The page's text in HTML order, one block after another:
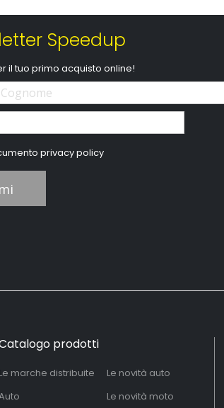
Speedup
il tuo primo acquisto online!
privacy policy
prodotti
Le marche distribuite
Le novità auto
Le novità moto